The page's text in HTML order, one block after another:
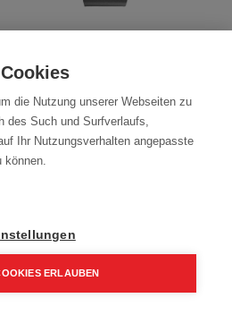
die Nutzung unserer Webseiten zu
des Such und Surfverlaufs,
Ihr Nutzungsverhalten angepasste
können.
ERLAUBEN